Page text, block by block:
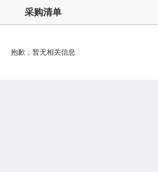
采购清单
抱歉，暂无相关信息